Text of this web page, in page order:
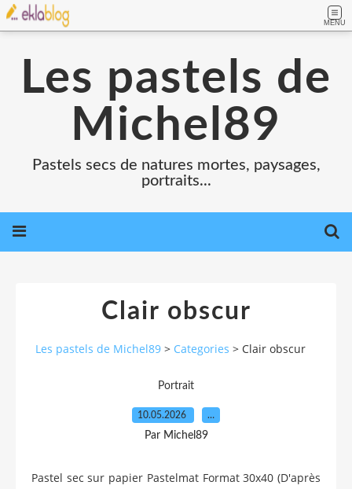
MENU
Les pastels de
Michel89
Pastels secs de natures mortes, paysages,
portraits...
Clair obscur
Les pastels de Michel89 > Categories > Clair obscur
Portrait
10.05.2026 …
Par Michel89
Pastel sec sur papier Pastelmat Format 30x40 (D'après